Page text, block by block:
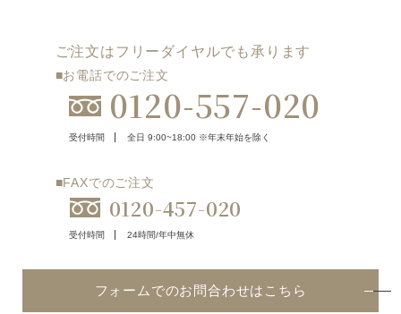
ご注文はフリーダイヤルでも承ります
■お電話でのご注文
0120-557-020
受付時間 全日 9:00~18:00 ※年末年始を除く
■FAXでのご注文
0120-457-020
受付時間 24時間/年中無休
フォームでのお問合わせはこちら